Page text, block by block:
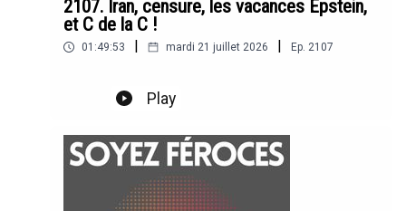
2107. Iran, censure, les vacances Epstein,
et C de la C !
01:49:53 | mardi 21 juillet 2026 | Ep. 2107
Play